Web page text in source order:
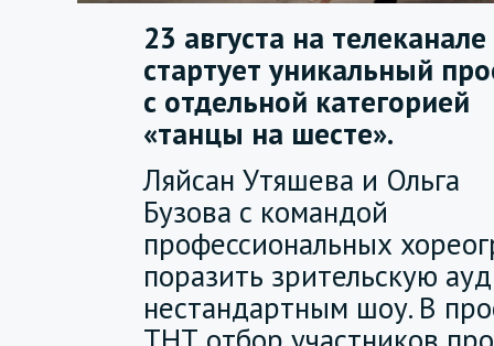
23 августа на
стартует уникальный
с отдельной категорией
«танцы на шесте».
Ляйсан Утяшева и Ольга
Бузова с командой
профессиональных
поразить зрительскую
нестандартным шоу. В